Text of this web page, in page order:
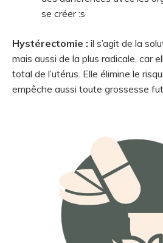
se créer :s
Hystérectomie : il s’agit de la
mais aussi de la plus radicale, car
total de l’utérus. Elle élimine le
empêche aussi toute grossesse